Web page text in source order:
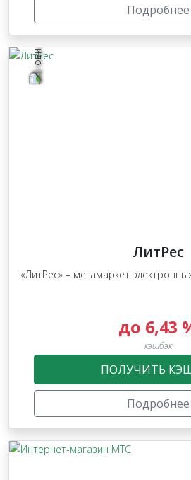
Подробнее
ЛитРес
«ЛитРес» – мегамаркет
до 6,43
кэшбэк
ПОЛУЧИТЬ
Подробнее